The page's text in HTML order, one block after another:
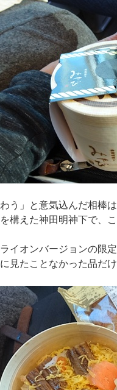
わう」と意気込んだ相棒
構えた神田明神下で、
イオンバージョンの限定
見たことなかった品だ